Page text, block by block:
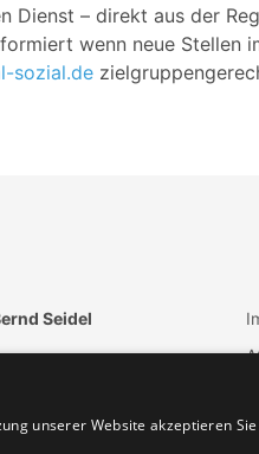
Dienst – direkt aus der
wenn neue Stellen
sozial.de
Seidel
jobs.de
unserer Website akzeptieren